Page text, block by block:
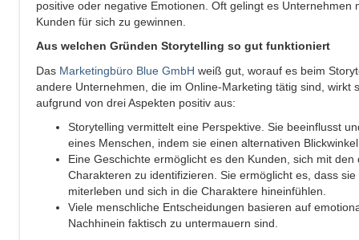
positive oder negative Emotionen. Oft gelingt es Unternehmen
Kunden für sich zu gewinnen.
Aus welchen Gründen Storytelling so gut funktioniert
Das Marketingbüro Blue GmbH weiß gut, worauf es beim
andere Unternehmen, die im Online-Marketing tätig sind, wirkt
aufgrund von drei Aspekten positiv aus:
Storytelling vermittelt eine Perspektive. Sie beeinflusst
eines Menschen, indem sie einen alternativen
Eine Geschichte ermöglicht es den Kunden, sich mit
Charakteren zu identifizieren. Sie ermöglicht es, dass
miterleben und sich in die Charaktere hineinfühlen.
Viele menschliche Entscheidungen basieren auf
Nachhinein faktisch zu untermauern sind.